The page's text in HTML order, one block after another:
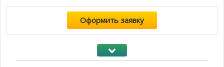
Оформить заявку